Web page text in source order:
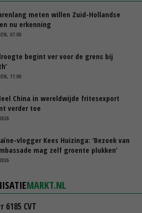
meten willen Zuid-Hollandse
nu erkenning
07:00
begint ver voor de grens bij
11:00
China in wereldwijde fritesexport
verder toe
vlogger Kees Huizinga: ‘Bezoek van
mag zelf groente plukken’
MARKT.NL
6185 CVT